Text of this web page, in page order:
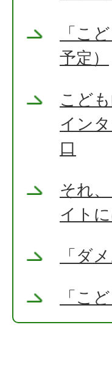
「こ
予定）
こど
イン
口
それ
イト
「ダ
「こ